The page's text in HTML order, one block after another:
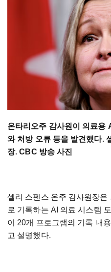
온타리오주 감사원이 의료용
와 처방 오류 등을 발견했다.
장. CBC 방송 사진
셸리 스펜스 온주 감사원장은
로 기록하는 AI 의료 시스템
이 20개 프로그램의 기록 내
고 설명했다.